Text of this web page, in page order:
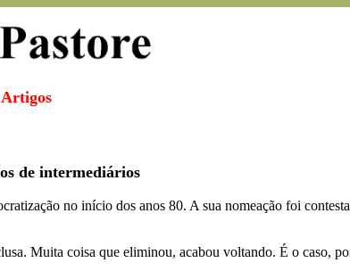
Artigos
de intermediários
no início dos anos 80. A sua nomeação foi
Muita coisa que eliminou, acabou voltando. É o caso,